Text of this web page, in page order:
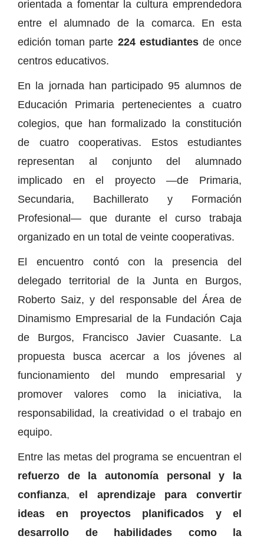
orientada a fomentar la cultura emprendedora
entre el alumnado de la comarca. En esta
edición toman parte 224 estudiantesde once
centros educativos.
En la jornada han participado 95 alumnos de
Educación Primaria pertenecientes a cuatro
colegios, que han formalizado la constitución
de cuatro cooperativas. Estos estudiantes
representan al conjunto del alumnado
implicado en el proyecto —de Primaria,
Secundaria, Bachillerato y Formación
Profesional— que durante el curso trabaja
organizado en un total de veinte cooperativas.
El encuentro contó con la presencia del
delegado territorial de la Junta en Burgos,
Roberto Saiz, y del responsable del Área de
Dinamismo Empresarial de la Fundación Caja
de Burgos, Francisco Javier Cuasante. La
propuesta busca acercar a los jóvenes al
funcionamiento del mundo empresarial y
promover valores como la iniciativa, la
responsabilidad, la creatividad o el trabajo en
equipo.
Entre las metas del programa se encuentran el
refuerzo de la autonomía personal y la
confianza, el aprendizaje para convertir
ideas en proyectos planificados y el
desarrollo de habilidades como la